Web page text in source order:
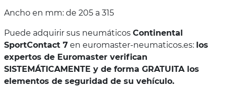
Ancho en mm: de 205 a 315
Puede adquirir sus neumáticos Continental
SportContact 7 en euromaster-neumaticos.es: los
expertos de Euromaster verifican
SISTEMÁTICAMENTE y de forma GRATUITA los
elementos de seguridad de su vehículo.